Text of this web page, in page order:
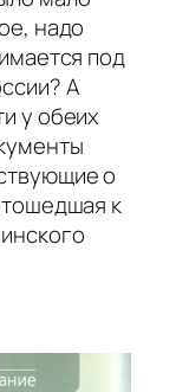
надо
под
А
у обеих
о
к